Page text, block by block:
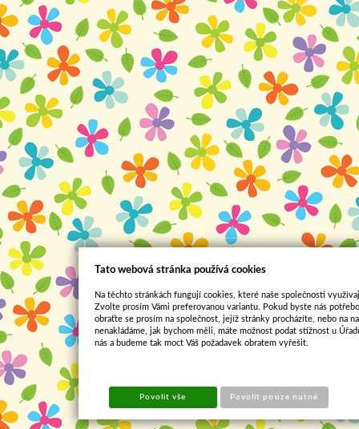
Tato webová stránka používá cookies
Na těchto stránkách fungují cookies, které naše společnosti
Zvolte prosím Vámi preferovanou variantu. Pokud byste nás
obraťte se prosím na společnost, jejíž stránky procházíte, nebo na
nenakládáme, jak bychom měli, máte možnost podat stížnost u
nás a budeme tak moct Váš požadavek obratem vyřešit.
Povolit vše Povolit pouze nutné